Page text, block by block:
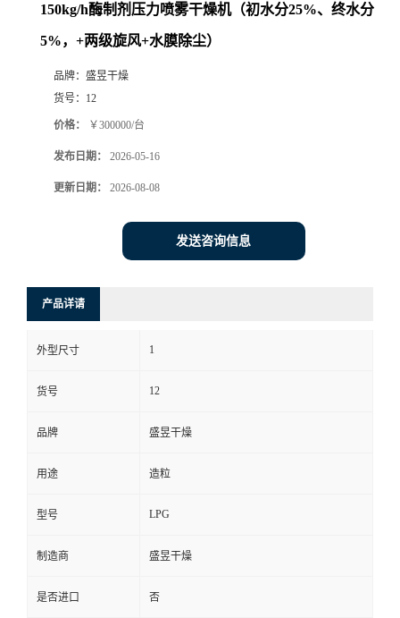
150kg/h酶制剂压力喷雾干燥机（初水分25%、终水分
5%，+两级旋风+水膜除尘）
品牌： 盛昱干燥
货号： 12
价格： ￥300000/台
发布日期： 2026-05-16
更新日期： 2026-08-08
发送咨询信息
产品详请
外型尺寸 1
货号 12
品牌 盛昱干燥
用途 造粒
型号 LPG
制造商 盛昱干燥
是否进口 否